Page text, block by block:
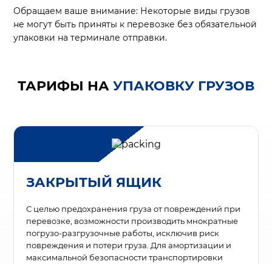
Обращаем ваше внимание: Некоторые виды грузов
не могут быть приняты к перевозке без обязательной
упаковки на терминале отправки.
ТАРИФЫ НА УПАКОВКУ ГРУЗОВ
ЗАКРЫТЫЙ ЯЩИК
С целью предохранения груза от повреждений при
перевозке, возможности производить мнократные
погрузо-разгрузочные работы, исключив риск
повреждения и потери груза. Для амортизации и
максимальной безопасности транспортировки